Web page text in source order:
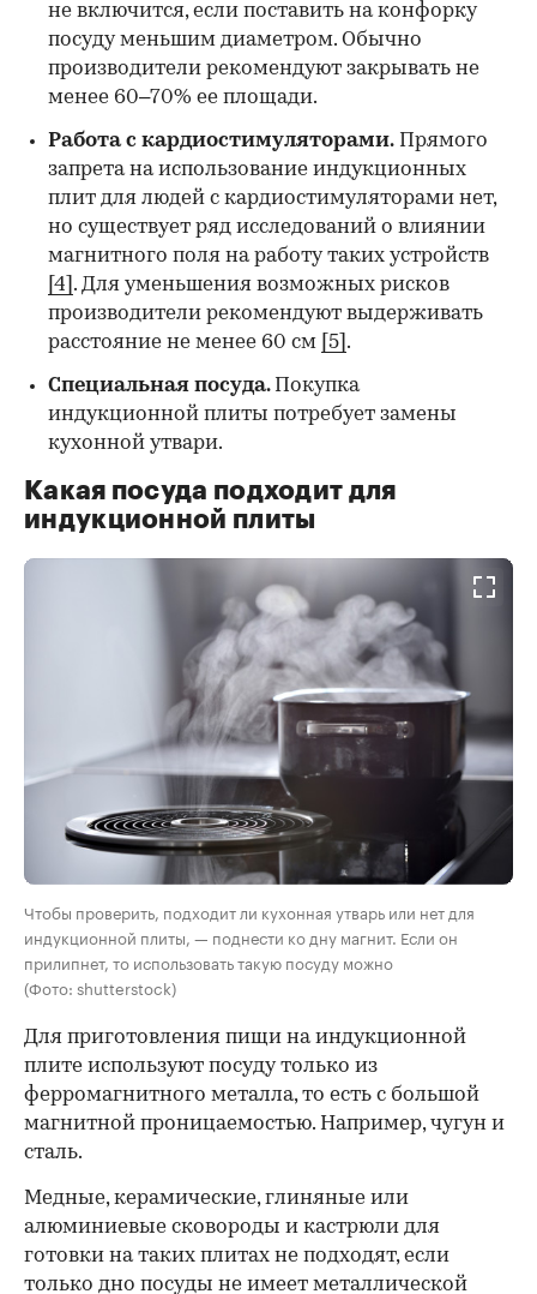
не включится, если поставить на конфорку
посуду меньшим диаметром. Обычно
производители рекомендуют закрывать не
менее 60–70% ее площади.
Работа с кардиостимуляторами. Прямого
запрета на использование индукционных
плит для людей с кардиостимуляторами нет,
но существует ряд исследований о влиянии
магнитного поля на работу таких устройств
[4] . Для уменьшения возможных рисков
производители рекомендуют выдерживать
расстояние не менее 60 см [5] .
Специальная посуда. Покупка
индукционной плиты потребует замены
кухонной утвари.
Какая посуда подходит для
индукционной плиты
Чтобы проверить, подходит ли кухонная утварь или нет для
индукционной плиты, — поднести ко дну магнит. Если он
прилипнет, то использовать такую посуду можно
(Фото: shutterstock)
Для приготовления пищи на индукционной
плите используют посудутолько из
ферромагнитного металла, то есть с большой
магнитной проницаемостью. Например, чугун и
сталь.
Медные, керамические, глиняные или
алюминиевые сковороды и кастрюли для
готовки на таких плитах не подходят, если
только дно посуды не имеет металлической